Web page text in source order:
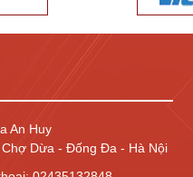
An Huy
Dừa - Đống Đa - Hà Nội